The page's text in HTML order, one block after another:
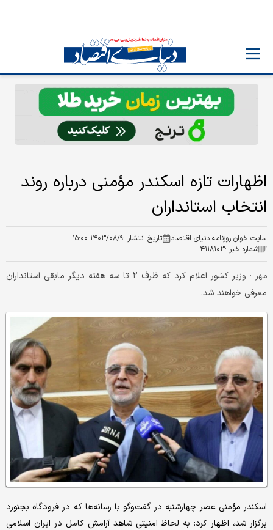
اظهارات تازه اسکندر مؤمنی درباره روند
انتخاب استانداران
سایت خوان روزنامه دنیای اقتصاد تاریخ انتشار :۱۴۰۳/۰۸/۹ ۱۵:۰۰
شماره خبر :۴۱۱۸۱۰۳
مهر :
وزیر کشور اعلام کرد که ظرف ۲ تا سه هفته دیگر مابقی استانداران
معرفی خواهند شد.
اسکندر مؤمنی عصر چهارشنبه در گفت‌وگو با رسانه‌ها که در فرودگاه بجنورد
برگزار شد، اظهار کرد: به لحاظ امنیتی شاهد آرامش کامل در ایران اسلامی